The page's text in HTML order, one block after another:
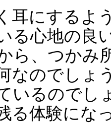
耳にするよ
る心地の良
ら、つかみ
なのでしょ
いるのでし
る体験にな